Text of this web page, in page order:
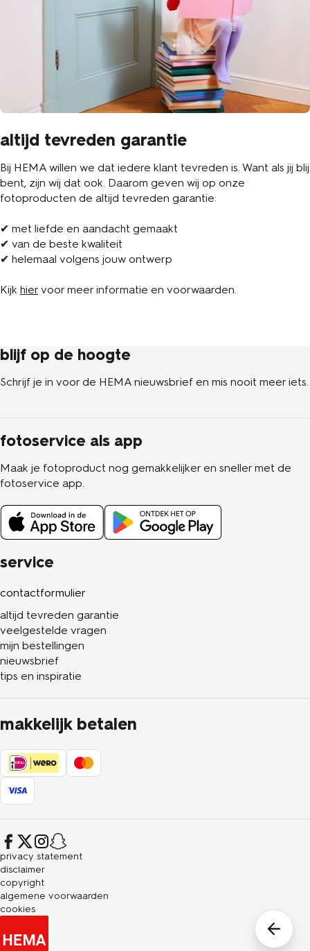
altijd tevreden garantie
Bij HEMA willen we dat iedere klant tevreden is. Want als jij blij
bent, zijn wij dat ook. Daarom geven wij op onze
fotoproducten de altijd tevreden garantie:
✔ met liefde en aandacht gemaakt
✔ van de beste kwaliteit
✔ helemaal volgens jouw ontwerp
Kijk hier voor meer informatie en voorwaarden.
service
contactformulier
altijd tevreden garantie
veelgestelde vragen
mijn bestellingen
nieuwsbrief
tips en inspiratie
makkelijk betalen
blijf op de hoogte
Schrijf je in voor de HEMA nieuwsbrief en mis nooit meer iets.
fotoservice als app
Maak je fotoproduct nog gemakkelijker en sneller met de
fotoservice app.
privacy statement
disclaimer
copyright
algemene voorwaarden
cookies